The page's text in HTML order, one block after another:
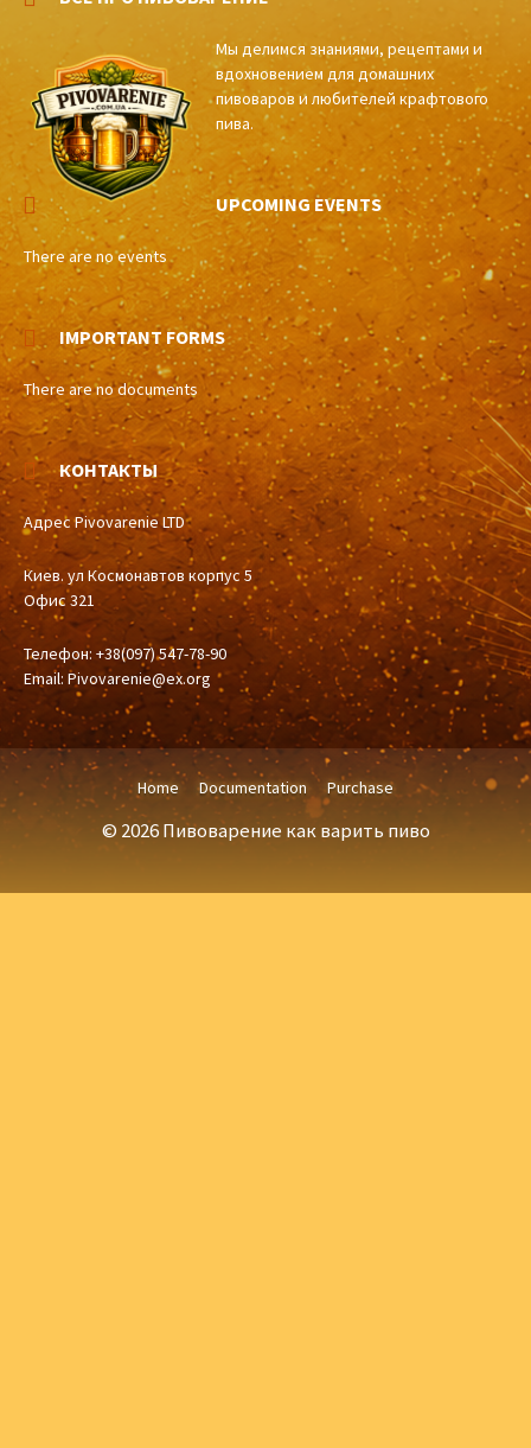
Мы делимся знаниями, рецептами и
вдохновением для домашних
пивоваров и любителей крафтового
пива.
UPCOMING EVENTS
There are no events
IMPORTANT FORMS
There are no documents
КОНТАКТЫ
Адрес Pivovarenie LTD
Киев. ул Космонавтов корпус 5
Офис 321
Телефон: +38(097) 547-78-90
Email: Pivovarenie@ex.org
Home Documentation Purchase
© 2026 Пивоварение как варить пиво